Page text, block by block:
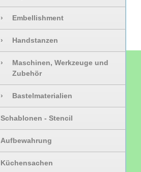
› Embellishment
› Handstanzen
›
Maschinen, Werkzeuge und
Zubehör
› Bastelmaterialien
Schablonen - Stencil
Aufbewahrung
Küchensachen